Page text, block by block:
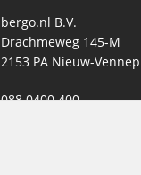
bergo.nl B.V.
Drachmeweg 145-M
2153 PA Nieuw-Vennep
088 0400 400